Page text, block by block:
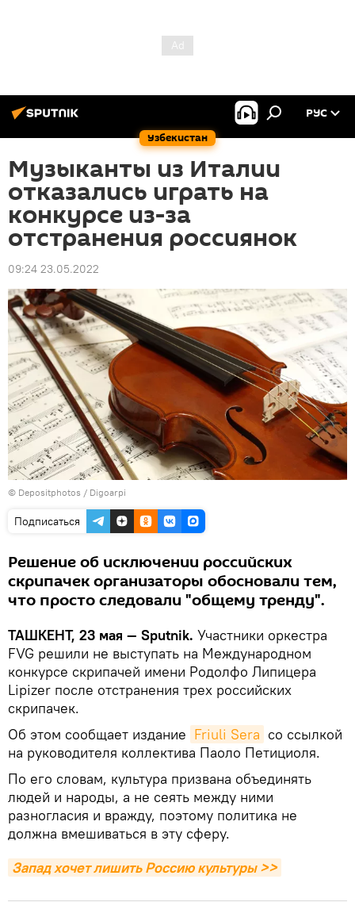
Узбекистан
РУС
Музыканты из Италии
отказались играть на
конкурсе из-за
отстранения россиянок
09:24 23.05.2022
© Depositphotos / Digoarpi
Подписаться
Решение об исключении российских
скрипачек организаторы обосновали тем,
что просто следовали "общему тренду".
ТАШКЕНТ, 23 мая — Sputnik. Участники оркестра
FVG решили не выступать на Международном
конкурсе скрипачей имени Родолфо Липицера
Lipizer после отстранения трех российских
скрипачек.
Об этом сообщает издание Friuli Sera со ссылкой
на руководителя коллектива Паоло Петициоля.
По его словам, культура призвана объединять
людей и народы, а не сеять между ними
разногласия и вражду, поэтому политика не
должна вмешиваться в эту сферу.
Запад хочет лишить Россию культуры >>